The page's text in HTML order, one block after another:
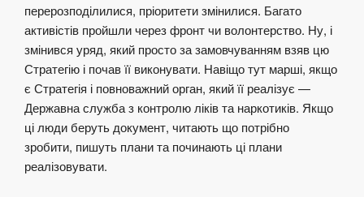
перерозподілилися, пріоритети змінилися. Багато
активістів пройшли через фронт чи волонтерство. Ну, і
змінився уряд, який просто за замовчуванням взяв цю
Стратегію і почав її виконувати. Навіщо тут марші, якщо
є Стратегія і повноважний орган, який її реалізує —
Державна служба з контролю ліків та наркотиків. Якщо
ці люди беруть документ, читають що потрібно
зробити, пишуть плани та починають ці плани
реалізовувати.